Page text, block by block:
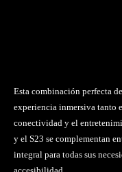
Esta combinación perfecta
experiencia inmersiva tanto
conectividad y el
y el S23 se complementan
integral para todas sus